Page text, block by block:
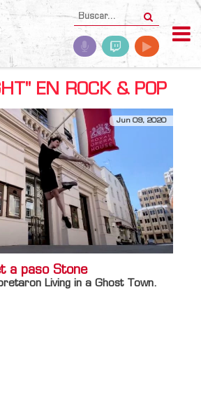
EN ROCK & POP
Jun 09, 2020
a paso Stone
Living in a Ghost Town.